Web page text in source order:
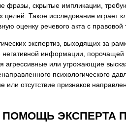
Химическая
Экспертиза
скрытые импликации,
Такое исследование играет
оценку речевого акта с правовой
экспертиз, выходящих за
негативной информации,
агрессивные или угрожающие
психологического
или отсутствие признаков
ЭКСПЕРТА